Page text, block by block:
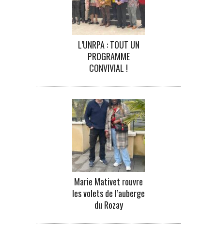
L’UNRPA : TOUT UN
PROGRAMME
CONVIVIAL !
Marie Mativet rouvre
les volets de l’auberge
du Rozay